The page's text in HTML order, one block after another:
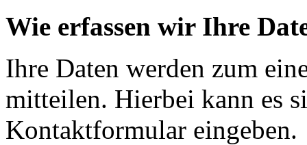
Wie erfassen wir Ihre
Ihre Daten werden zum
mitteilen. Hierbei kann es
Kontaktformular eingeben.